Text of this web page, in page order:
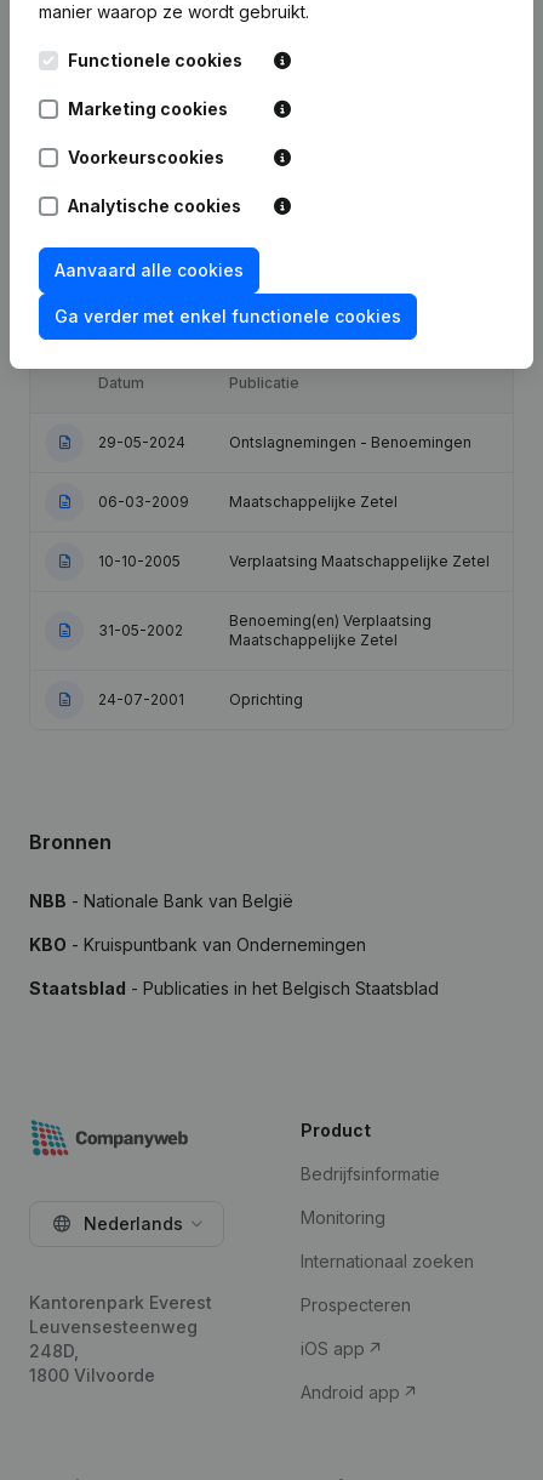
vermogen
-4.536 €
Brutomarge €-4.400 €-5.254
Publicaties van Crea - Team
Datum Publicatie
29-05-2024 Ontslagnemingen - Benoemingen
06-03-2009 Maatschappelijke Zetel
10-10-2005 Verplaatsing Maatschappelijke Zetel
31-05-2002
Benoeming(en) Verplaatsing
Maatschappelijke Zetel
24-07-2001 Oprichting
Bronnen
NBB - Nationale Bank van België
KBO - Kruispuntbank van Ondernemingen
Staatsblad - Publicaties in het Belgisch Staatsblad
manier waarop ze wordt gebruikt.
Functionele cookies
Marketing cookies
Voorkeurscookies
Analytische cookies
Aanvaard alle cookies
Ga verder met enkel functionele cookies
Nederlands
Kantorenpark Everest
Leuvensesteenweg
248D,
1800 Vilvoorde
Product
Bedrijfsinformatie
Monitoring
Internationaal zoeken
Prospecteren
iOS app
Android app